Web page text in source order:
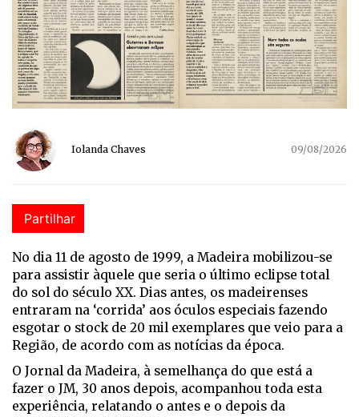
Iolanda Chaves 09/08/2026
Partilhar
No dia 11 de agosto de 1999, a Madeira mobilizou-se
para assistir àquele que seria o último eclipse total
do sol do século XX. Dias antes, os madeirenses
entraram na ‘corrida’ aos óculos especiais fazendo
esgotar o stock de 20 mil exemplares que veio para a
Região, de acordo com as notícias da época.
O Jornal da Madeira, à semelhança do que está a
fazer o JM, 30 anos depois, acompanhou toda esta
experiência, relatando o antes e o depois da